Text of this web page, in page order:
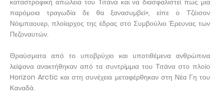
καταστροφική απώλεια του Τιτάνα και να διασφαλιστεί πως μια
παρόμοια τραγωδία δε θα ξανασυμβεί», είπε ο Τζέισον
Νόιμπαουερ, πλοίαρχος της έδρας στο Συμβούλιο Έρευνας των
Πεζοναυτών.
Θραύσματα από το υποβρύχιο και υποτιθέμενα ανθρώπινα
λείψανα ανακτήθηκαν από τα συντρίμμια του Τιτάνα στο πλοίο
Horizon Arctic και στη συνέχεια μεταφέρθηκαν στη Νέα Γη του
Καναδά.